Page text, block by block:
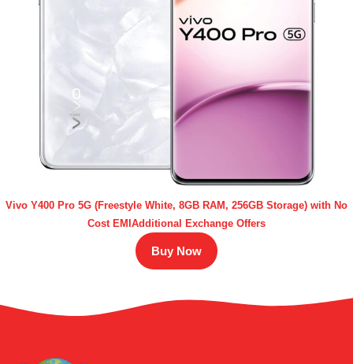
Vivo Y400 Pro 5G (Freestyle White, 8GB RAM, 256GB Storage) with No
Cost EMIAdditional Exchange Offers
Buy Now